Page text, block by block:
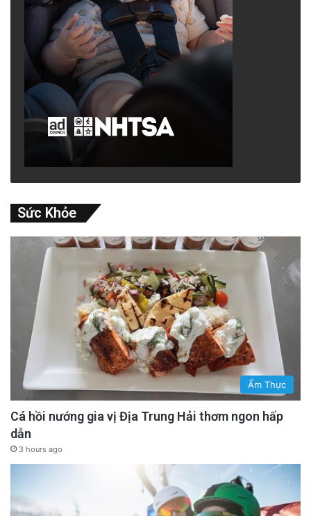
Sức Khỏe
Ẩm Thực
Cá hồi nướng gia vị Địa Trung Hải thơm ngon hấp
dẫn
3 hours ago